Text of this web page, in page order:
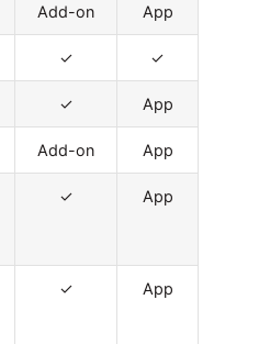
Add-on App
✓ ✓
✓ App
Add-on App
✓ App
✓ App